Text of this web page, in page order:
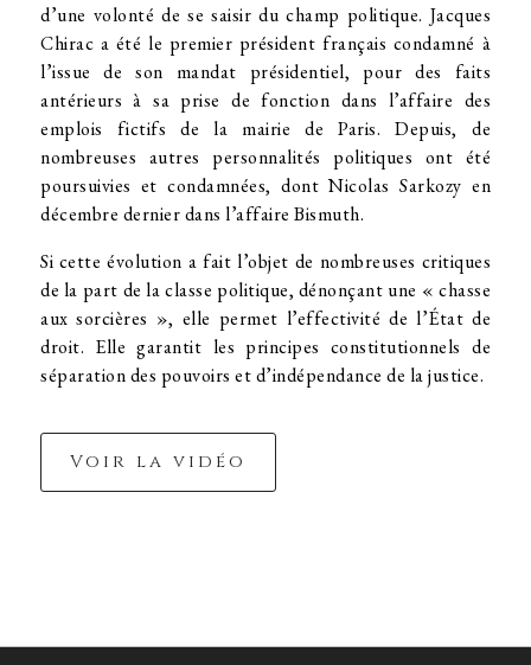
d’une volonté de se saisir du champ politique. Jacques
Chirac a été le premier président français condamné à
l’issue de son mandat présidentiel, pour des faits
antérieurs à sa prise de fonction dans l’affaire des
emplois fictifs de la mairie de Paris. Depuis, de
nombreuses autres personnalités politiques ont été
poursuivies et condamnées, dont Nicolas Sarkozy en
décembre dernier dans l’affaire Bismuth.
Si cette évolution a fait l’objet de nombreuses critiques
de la part de la classe politique, dénonçant une « chasse
aux sorcières », elle permet l’effectivité de l’État de
droit. Elle garantit les principes constitutionnels de
séparation des pouvoirs et d’indépendance de la justice.
Voir la vidéo